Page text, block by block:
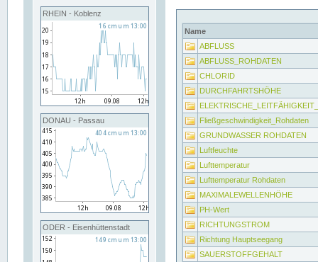
RHEIN - Koblenz
DONAU - Passau
ODER - Eisenhüttenstadt
Name
ABFLUSS
ABFLUSS_ROHDATEN
CHLORID
DURCHFAHRTSHÖHE
Fließgeschwindigkeit_Rohdaten
GRUNDWASSER ROHDATEN
Luftfeuchte
Lufttemperatur
Lufttemperatur Rohdaten
MAXIMALEWELLENHÖHE
PH-Wert
RICHTUNGSTROM
Richtung Hauptseegang
SAUERSTOFFGEHALT